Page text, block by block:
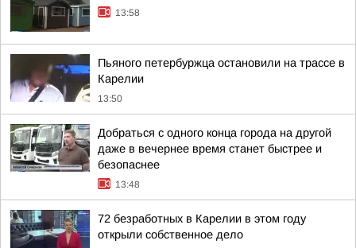
13:58
Пьяного петербуржца остановили на трассе в
Карелии
13:50
Добраться с одного конца города на другой
даже в вечернее время станет быстрее и
безопаснее
13:48
72 безработных в Карелии в этом году
открыли собственное дело